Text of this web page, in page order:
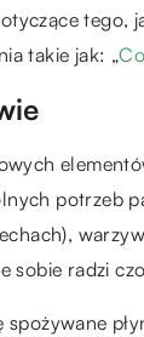
takie jak: „
potrzeb
sobie radzi